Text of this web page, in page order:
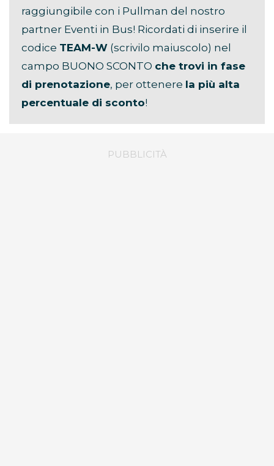
raggiungibile con i Pullman del nostro
partner Eventi in Bus! Ricordati di inserire il
codice TEAM-W (scrivilo maiuscolo) nel
campo BUONO SCONTO che trovi in fase
di prenotazione, per ottenere la più alta
percentuale di sconto!